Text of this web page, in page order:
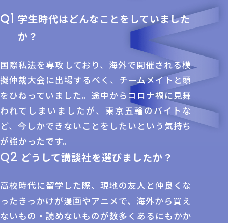
Q1 学生時代はどんなことをしていました
か？
国際私法を専攻しており、海外で開催される模
擬仲裁大会に出場するべく、チームメイトと頭
をひねっていました。途中からコロナ禍に見舞
われてしまいましたが、東京五輪のバイトな
ど、今しかできないことをしたいという気持ち
が強かったです。
Q2 どうして講談社を選びましたか？
高校時代に留学した際、現地の友人と仲良くな
ったきっかけが漫画やアニメで、海外から買え
ないもの・読めないものが数多くあるにもかか